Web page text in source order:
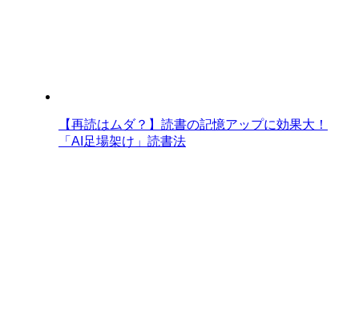
【再読はムダ？】読書の記憶アップに効果大！
「AI足場架け」読書法